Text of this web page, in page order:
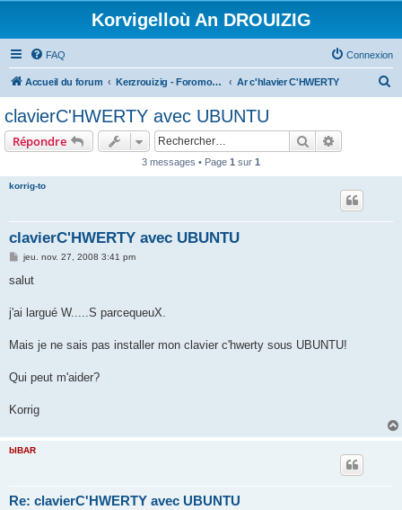
Korvigelloù An DROUIZIG
FAQ Connexion
Accueil du forum Kerzrouizig - Foromoù An Drouizig Ar c'hlavier C'HWERTY
clavierC'HWERTY avec UBUNTU
Répondre Rechercher
3 messages • Page 1 sur 1
korrig-to
clavierC'HWERTY avec UBUNTU
M
s
g
jeu. nov. 27, 2008 3:41 pm
salut
j'ai largué W.....S parcequeuX.
Mais je ne sais pas installer mon clavier c'hwerty sous UBUNTU!
Qui peut m'aider?
Korrig
bIBAR
Re: clavierC'HWERTY avec UBUNTU